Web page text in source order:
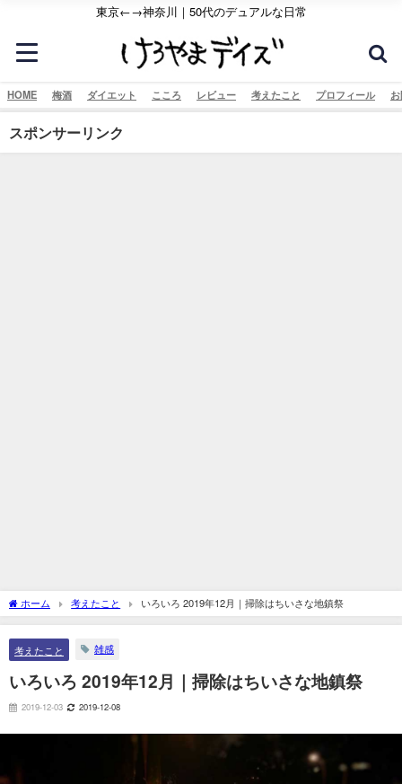
東京←→神奈川｜50代のデュアルな日常
HOME 梅酒 ダイエット こころ レビュー 考えたこと プロフィール
スポンサーリンク
ホーム 考えたこと いろいろ 2019年12月｜掃除はちいさな地鎮祭
考えたこと 雑感
いろいろ 2019年12月｜掃除はちいさな地鎮祭
2019-12-03 2019-12-08